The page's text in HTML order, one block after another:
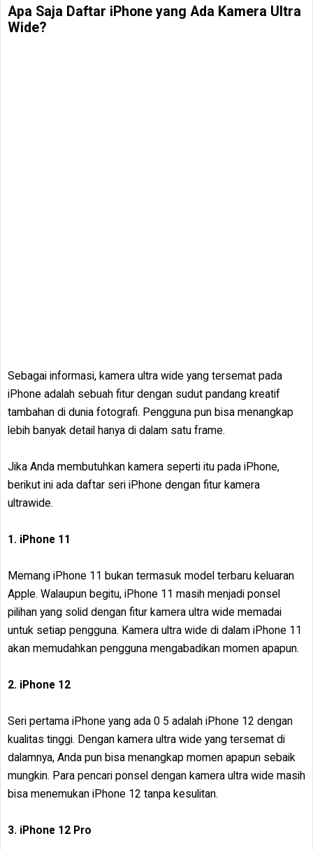
Apa Saja Daftar iPhone yang Ada Kamera Ultra
Wide?
Sebagai informasi, kamera ultra wide yang tersemat pada
iPhone adalah sebuah fitur dengan sudut pandang kreatif
tambahan di dunia fotografi. Pengguna pun bisa menangkap
lebih banyak detail hanya di dalam satu frame.
Jika Anda membutuhkan kamera seperti itu pada iPhone,
berikut ini ada daftar seri iPhone dengan fitur kamera
ultrawide.
1. iPhone 11
Memang iPhone 11 bukan termasuk model terbaru keluaran
Apple. Walaupun begitu, iPhone 11 masih menjadi ponsel
pilihan yang solid dengan fitur kamera ultra wide memadai
untuk setiap pengguna. Kamera ultra wide di dalam iPhone 11
akan memudahkan pengguna mengabadikan momen apapun.
2. iPhone 12
Seri pertama iPhone yang ada 0 5 adalah iPhone 12 dengan
kualitas tinggi. Dengan kamera ultra wide yang tersemat di
dalamnya, Anda pun bisa menangkap momen apapun sebaik
mungkin. Para pencari ponsel dengan kamera ultra wide masih
bisa menemukan iPhone 12 tanpa kesulitan.
3. iPhone 12 Pro